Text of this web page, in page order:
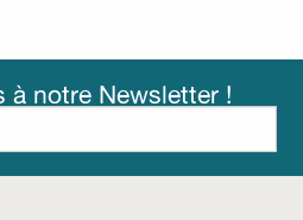
à notre Newsletter !